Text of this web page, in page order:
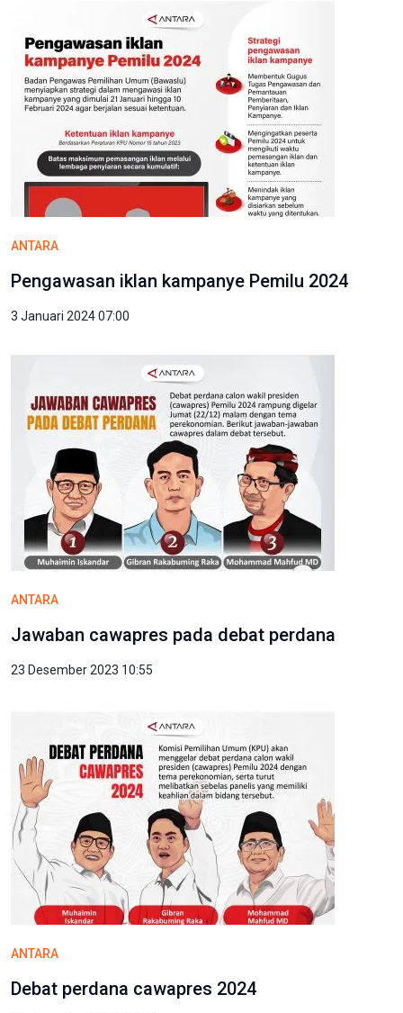
ANTARA
Pengawasan iklan kampanye Pemilu 2024
3 Januari 2024 07:00
ANTARA
Jawaban cawapres pada debat perdana
23 Desember 2023 10:55
ANTARA
Debat perdana cawapres 2024